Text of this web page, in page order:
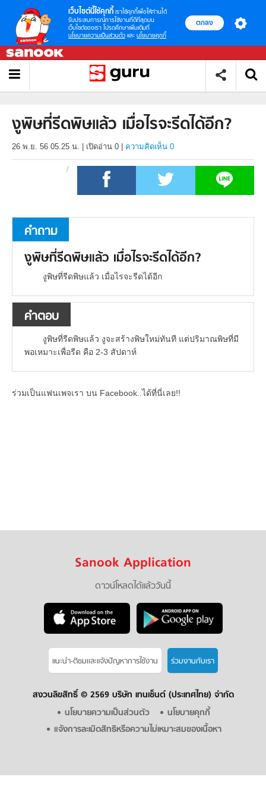
เว็บไซต์นี้ใช้คุกกี้ เราใช้คุกกี้เพื่อให้ท่านได้
รับประสบการณ์การใช้งานที่ดีที่สุดบน
เว็บไซต์ของเรา โปรดศึกษาเพิ่มเติมที่
นโยบายความเป็นส่วนตัว และ นโยบายคุกกี้
ตกลง
งูพิษที่รีดพิษแล้ว เมื่อไรจะรีดได้อีก?
26 พ.ย. 56 05.25 น. เปิดอ่าน 0 ความคิดเห็น 0
คำถาม
งูพิษที่รีดพิษแล้ว เมื่อไรจะรีดได้อีก?
งูพิษที่รีดพิษแล้ว เมื่อไรจะรีดได้อีก
คำตอบ
งูพิษที่รีดพิษแล้ว งูจะสร้างพิษใหม่ทันที แต่ปริมาณพิษที่มี
พอเหมาะเพื่อรีด คือ 2-3 สัปดาห์
ร่วมเป็นแฟนเพจเรา บน Facebook..ได้ที่นี่เลย!!
Sanook Application
ดาวน์โหลดได้แล้ววันนี้
แนะนำ-ติชมเเละแจ้งปัญหาการใช้งาน ร่วมงานกับเรา
สงวนลิขสิทธิ์ © 2569 บริษัท เทนเซ็นต์ (ประเทศไทย) จำกัด
นโยบายความเป็นส่วนตัว
นโยบายคุกกี้
แจ้งการละเมิดสิทธิหรือความไม่เหมาะสมของเนื้อหา